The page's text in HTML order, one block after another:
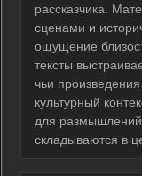
рассказчика.
сценами и
ощущение
тексты
чьи
культурный
для размышлений
складываются в